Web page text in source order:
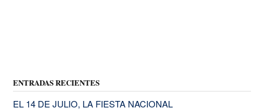
ENTRADAS RECIENTES
EL 14 DE JULIO, LA FIESTA NACIONAL